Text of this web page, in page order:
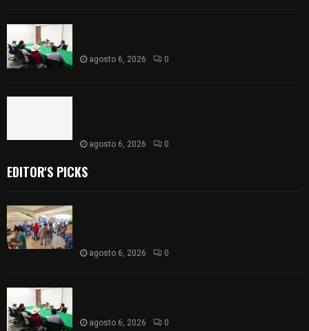
agosto 6, 2026 0
agosto 6, 2026 0
EDITOR'S PICKS
agosto 6, 2026 0
agosto 6, 2026 0